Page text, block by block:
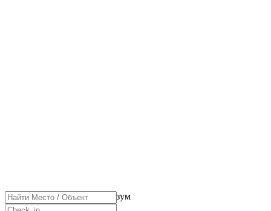
нажмите, чтобы включить зум
Загрузка карт